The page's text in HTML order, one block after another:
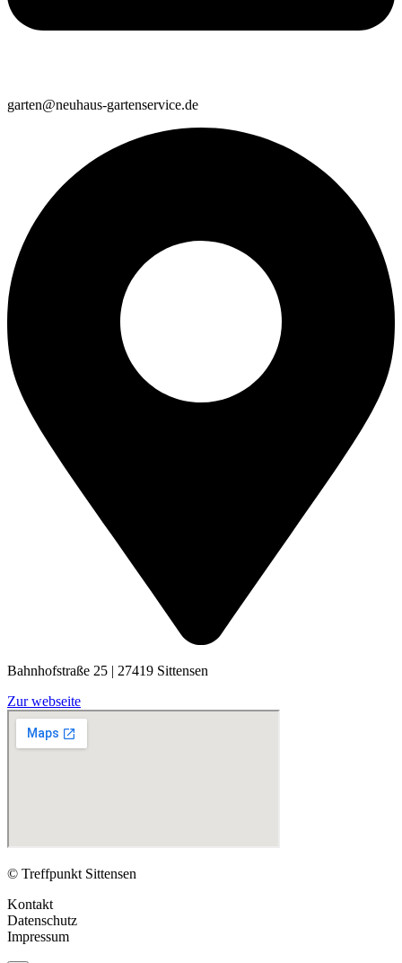
garten@neuhaus-gartenservice.de
Bahnhofstraße 25 | 27419 Sittensen
Zur webseite
© Treffpunkt Sittensen
Kontakt
Datenschutz
Impressum